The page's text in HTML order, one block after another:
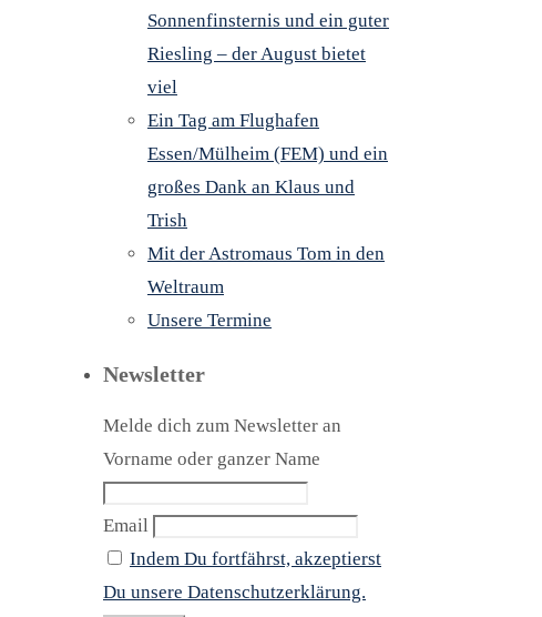
Sonnenfinsternis und ein guter
Riesling – der August bietet
viel
Ein Tag am Flughafen
Essen/Mülheim (FEM) und ein
großes Dank an Klaus und
Trish
Mit der Astromaus Tom in den
Weltraum
Unsere Termine
Newsletter
Melde dich zum Newsletter an
Vorname oder ganzer Name
Email
Indem Du fortfährst, akzeptierst
Du unsere Datenschutzerklärung.